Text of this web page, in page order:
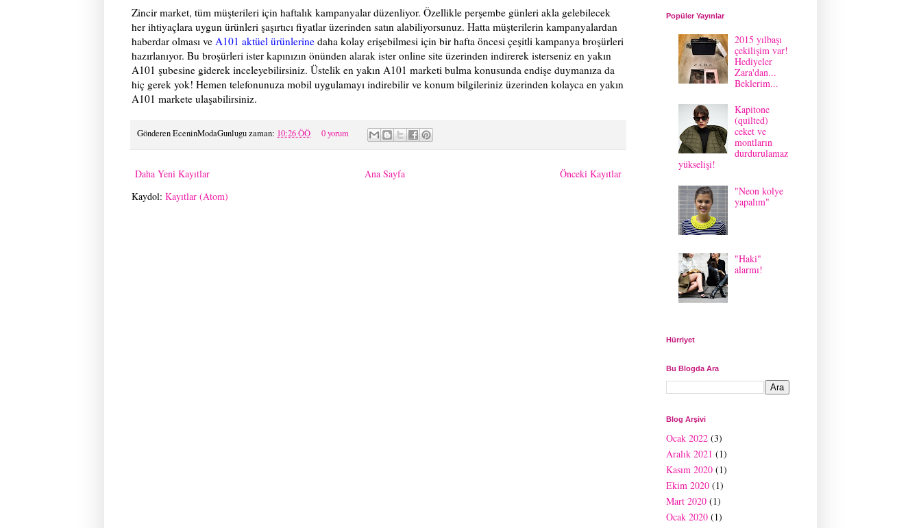
Zincir market, tüm müşterileri için haftalık kampanyalar düzenliyor. Özellikle perşembe günleri akla gelebilecek
her ihtiyaçlara uygun ürünleri şaşırtıcı fiyatlar üzerinden satın alabiliyorsunuz. Hatta müşterilerin kampanyalardan
haberdar olması ve A101 aktüel ürünlerine daha kolay erişebilmesi için bir hafta öncesi çeşitli kampanya broşürleri
hazırlanıyor. Bu broşürleri ister kapınızın önünden alarak ister online site üzerinden indirerek isterseniz en yakın
A101 şubesine giderek inceleyebilirsiniz. Üstelik en yakın A101 marketi bulma konusunda endişe duymanıza da
hiç gerek yok! Hemen telefonunuza mobil uygulamayı indirebilir ve konum bilgileriniz üzerinden kolayca en yakın
A101 markete ulaşabilirsiniz.
GönderenEceninModaGunluguzaman: 10:26 ÖÖ 0 yorum
Daha Yeni Kayıtlar Önceki Kayıtlar
Ana Sayfa
Kaydol: Kayıtlar (Atom)
Popüler Yayınlar
2015 yılbaşı
çekilişim var!
Hediyeler
Zara'dan...
Beklerim...
Kapitone
(quilted)
ceket ve
montların
durdurulamaz
yükselişi!
"Neon kolye
yapalım"
"Haki"
alarmı!
Hürriyet
Bu Blogda Ara
Blog Arşivi
Ocak 2022 (3)
Aralık 2021 (1)
Kasım 2020 (1)
Ekim 2020 (1)
Mart 2020 (1)
Ocak 2020 (1)